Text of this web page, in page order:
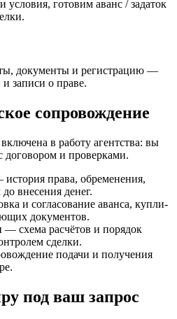
условия, готовим аванс / задаток
документы и регистрацию —
записи о праве.
сопровождение
в работу агентства: вы
договором и проверками.
права, обременения,
внесения денег.
и согласование аванса, купли-
документов.
— схема расчётов и порядок
сделки.
подачи и получения
под ваш запрос